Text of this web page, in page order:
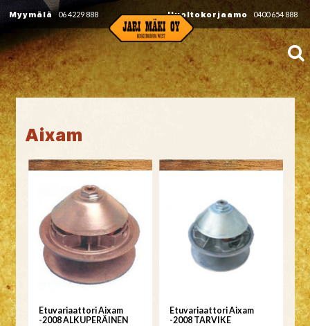
Myymälä 06 4229 888 Huoltokorjaamo 0400 654 888
Aixam
Etuvariaattori Aixam
-2008 ALKUPERÄINEN
Etuvariaattori Aixam
-2008 TARVIKE